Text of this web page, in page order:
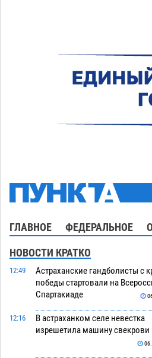
ГЛАВНОЕ ФЕДЕРАЛЬНОЕ
НОВОСТИ КРАТКО
12:49
Астраханские гандболисты с
победы стартовали на
Спартакиаде
12:16
В астраханком селе невестка
изрешетила машину свекрови